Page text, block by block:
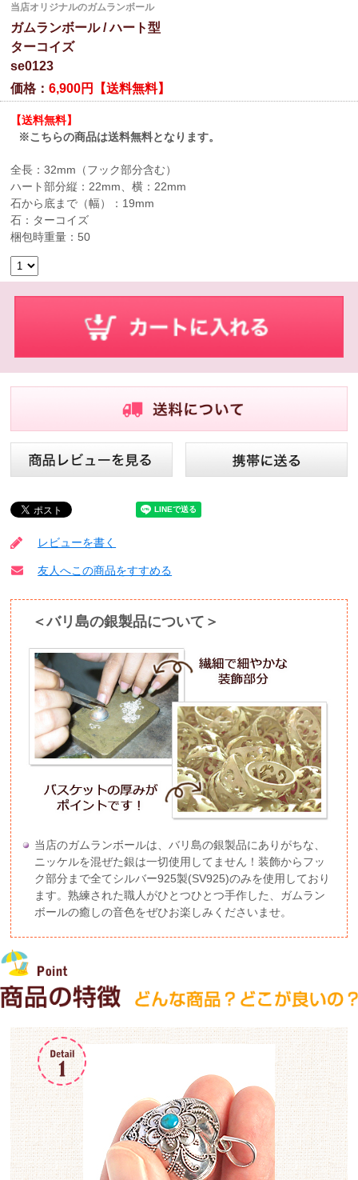
当店オリジナルのガムランボール
ガムランボール / ハート型
ターコイズ
se0123
価格：6,900円【送料無料】
【送料無料】
※こちらの商品は送料無料となります。
全長：32mm（フック部分含む）
ハート部分縦：22mm、横：22mm
石から底まで（幅）：19mm
石：ターコイズ
梱包時重量：50
レビューを書く
友人へこの商品をすすめる
＜バリ島の銀製品について＞
当店のガムランボールは、バリ島の銀製品にありがちな、
ニッケルを混ぜた銀は一切使用してません！装飾からフッ
ク部分まで全てシルバー925製(SV925)のみを使用しており
ます。熟練された職人がひとつひとつ手作した、ガムラン
ボールの癒しの音色をぜひお楽しみくださいませ。